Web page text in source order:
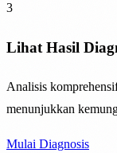
3
Lihat Hasil
Analisis
menunjukkan
Mulai Diagnosis